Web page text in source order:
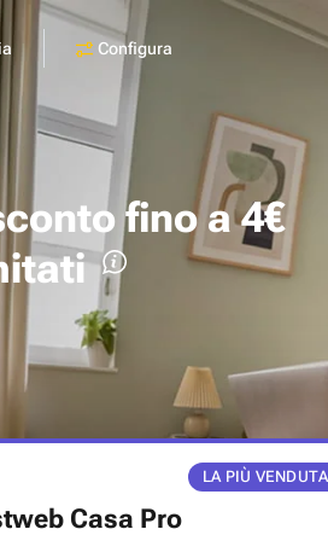
Configura
fino a 4€
LA PIÙ VENDUTA
Casa Pro